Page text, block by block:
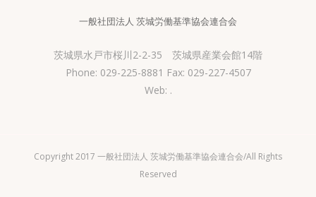
一般社団法人 茨城労働基準協会連合会
茨城県水戸市桜川2-2-35 茨城県産業会館14階
Phone: 029-225-8881 Fax: 029-227-4507
Web: .
Copyright 2017 一般社団法人 茨城労働基準協会連合会/All Rights
Reserved